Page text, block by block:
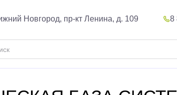
Новгород, пр-кт Ленина, д. 109 8